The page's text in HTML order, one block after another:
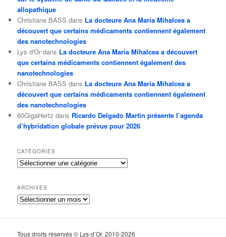
allopathique
Christiane BASS dans La docteure Ana Maria Mihalcea a
découvert que certains médicaments contiennent également
des nanotechnologies
Lys d'Or dans La docteure Ana Maria Mihalcea a découvert
que certains médicaments contiennent également des
nanotechnologies
Christiane BASS dans La docteure Ana Maria Mihalcea a
découvert que certains médicaments contiennent également
des nanotechnologies
60GigaHertz dans Ricardo Delgado Martin présente l’agenda
d’hybridation globale prévue pour 2026
CATÉGORIES
Catégories
ARCHIVES
Archives
Tous droits réservés © Lys-d’Or. 2010-2026